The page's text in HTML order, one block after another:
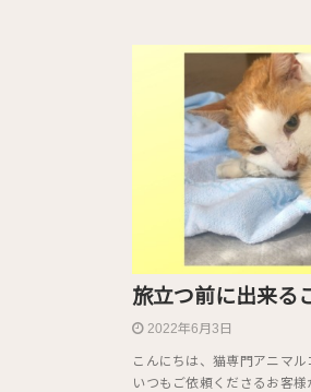
旅立つ前に出来る
2022年6月3日
こんにちは、猫専門アニマ
いつもご依頼くださるお客